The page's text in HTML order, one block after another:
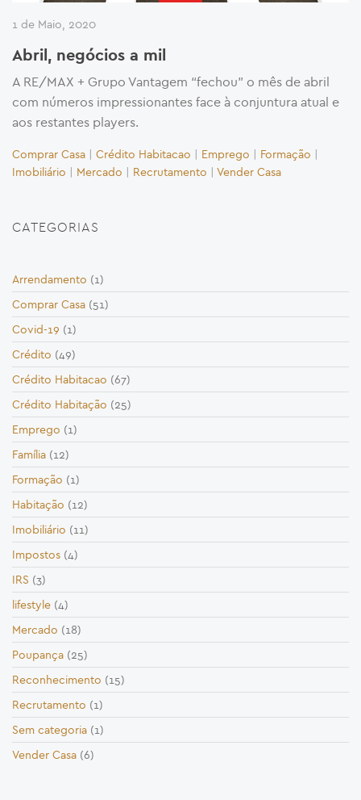
1 de Maio, 2020
Abril, negócios a mil
A RE/MAX + Grupo Vantagem “fechou” o mês de abril
com números impressionantes face à conjuntura atual e
aos restantes players.
Comprar Casa | Crédito Habitacao | Emprego | Formação |
Imobiliário | Mercado | Recrutamento | Vender Casa
CATEGORIAS
Arrendamento (1)
Comprar Casa (51)
Covid-19 (1)
Crédito (49)
Crédito Habitacao (67)
Crédito Habitação (25)
Emprego (1)
Família (12)
Formação (1)
Habitação (12)
Imobiliário (11)
Impostos (4)
IRS (3)
lifestyle (4)
Mercado (18)
Poupança (25)
Reconhecimento (15)
Recrutamento (1)
Sem categoria (1)
Vender Casa (6)